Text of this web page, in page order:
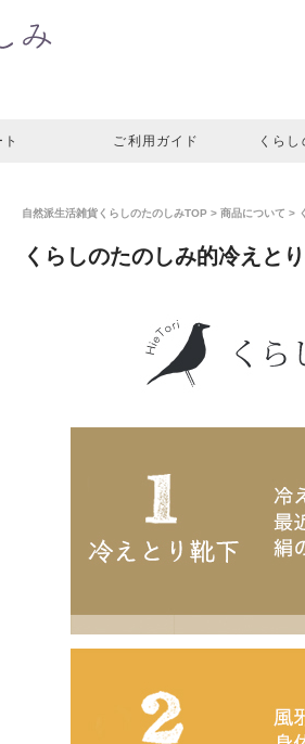
ご利用ガイド くら
自然派生活雑貨くらしのたのしみTOP > 商品について >
くらしのたのしみ的冷えと